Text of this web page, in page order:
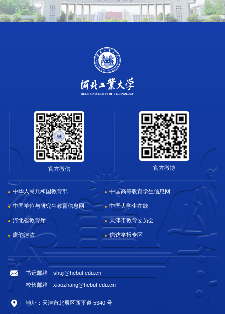
官方微信 官方微博
中华人民共和国教育部 中国高等教育学生信息网
中国学位与研究生教育信息网 中国大学生在线
河北省教育厅 天津市教育委员会
廉韵津沽 信访举报专区
书记邮箱 shuji@hebut.edu.cn
校长邮箱 xiaozhang@hebut.edu.cn
地址：天津市北辰区西平道 5340 号